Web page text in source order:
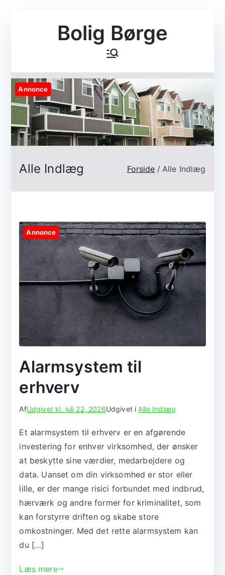
Bolig Børge
Annonce
Alle Indlæg Forside Alle Indlæg
Annonce
Alarmsystem til
erhverv
AfUdgivet kl. juli 22, 2026Udgivet iAlle Indlæg
Et alarmsystem til erhverv er en afgørende
investering for enhver virksomhed, der ønsker
at beskytte sine værdier, medarbejdere og
data. Uanset om din virksomhed er stor eller
lille, er der mange risici forbundet med indbrud,
hærværk og andre former for kriminalitet, som
kan forstyrre driften og skabe store
omkostninger. Med det rette alarmsystem kan
du […]
Læs mere